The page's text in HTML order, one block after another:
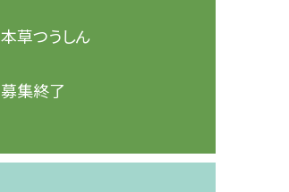
本草つうしん
募集終了